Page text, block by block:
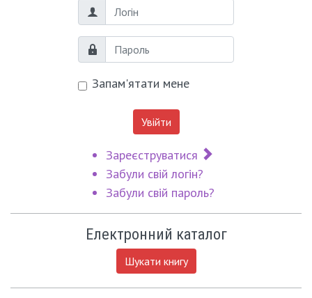
Логін
Пароль
Запам'ятати мене
Увійти
Зареєструватися
Забули свій логін?
Забули свій пароль?
Електронний каталог
Шукати книгу